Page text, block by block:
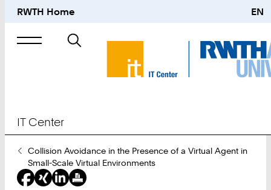
RWTH Home EN
Suche
nach
IT Center
Sie
sind
hier:
Collision Avoidance in the Presence of a Virtual Agent in
Small-Scale Virtual Environments